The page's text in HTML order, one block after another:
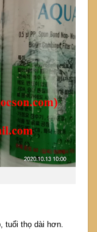
tuổi thọ dài hơn.